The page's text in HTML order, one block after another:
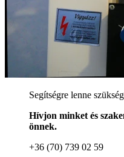
Segítségre lenne
Hívjon minket és
önnek.
+36 (70) 739 02 59